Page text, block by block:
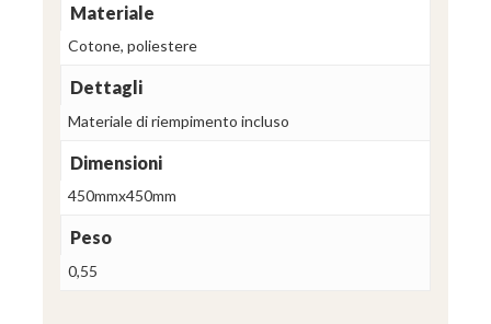
Materiale
Cotone, poliestere
Dettagli
Materiale di riempimento incluso
Dimensioni
450mmx450mm
Peso
0,55